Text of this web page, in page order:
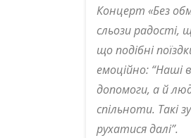
Концерт «Без
сльози радості,
що подібні
емоційно: “Наші
допомоги, а й
спільноти. Такі
рухатися далі”.